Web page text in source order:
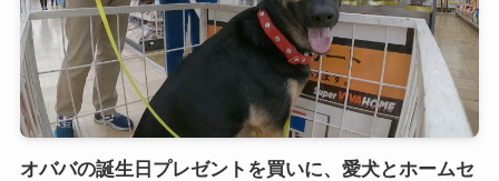
オババの誕生日プレゼントを買いに、愛犬とホームセ